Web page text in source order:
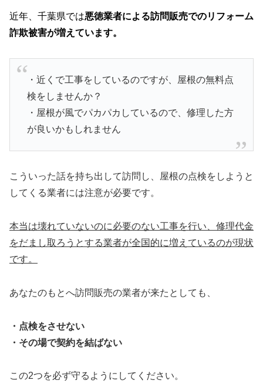
近年、千葉県では悪徳業者による訪問販売でのリフォーム
詐欺被害が増えています。
・近くで工事をしているのですが、屋根の無料点
検をしませんか？
・屋根が風でパカパカしているので、修理した方
が良いかもしれません
こういった話を持ち出して訪問し、屋根の点検をしようと
してくる業者には注意が必要です。
本当は壊れていないのに必要のない工事を行い、修理代金
をだまし取ろうとする業者が全国的に増えているのが現状
です。
あなたのもとへ訪問販売の業者が来たとしても、
・点検をさせない
・その場で契約を結ばない
この2つを必ず守るようにしてください。